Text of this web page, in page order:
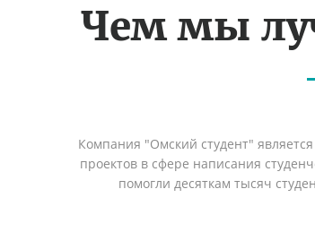
Чем мы
Компания "Омский студент"
проектов в сфере написания
помогли десяткам тысяч